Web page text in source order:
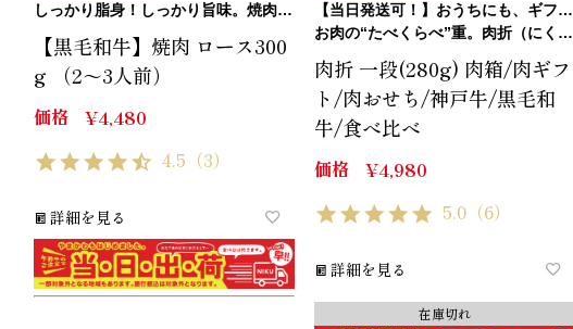
しっかり脂身！しっかり旨味。焼肉ロースです。
【黒毛和牛】焼肉 ロース300
g （2～3人前）
価格 ¥4,480
4.5 （3）
詳細を見る
【当日発送可！】おうちにも、ギフトにも。ご褒美にも…イケます！
お肉の“たべくらべ”重。肉折（にくおり）
肉折 一段(280g) 肉箱/肉ギフ
ト/肉おせち/神戸牛/黒毛和
牛/食べ比べ
価格 ¥4,980
5.0 （6）
詳細を見る
在庫切れ